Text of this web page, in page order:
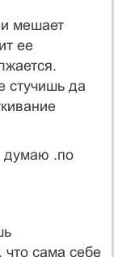
мешает
ее
стучишь да
думаю .по
что сама себе